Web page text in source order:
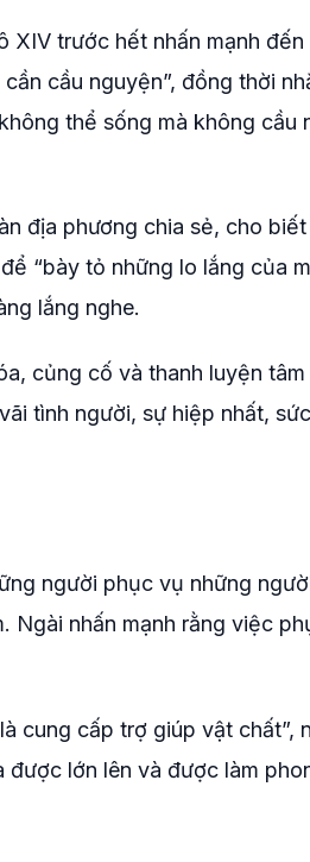
XIV trước hết nhấn mạnh đến
cầu nguyện”, đồng thời
thể sống mà không cầu
địa phương chia sẻ, cho biết
“bày tỏ những lo lắng của
lắng nghe.
củng cố và thanh luyện tâm
tình người, sự hiệp nhất,
người phục vụ những
Ngài nhấn mạnh rằng việc
cung cấp trợ giúp vật chất”,
được lớn lên và được làm